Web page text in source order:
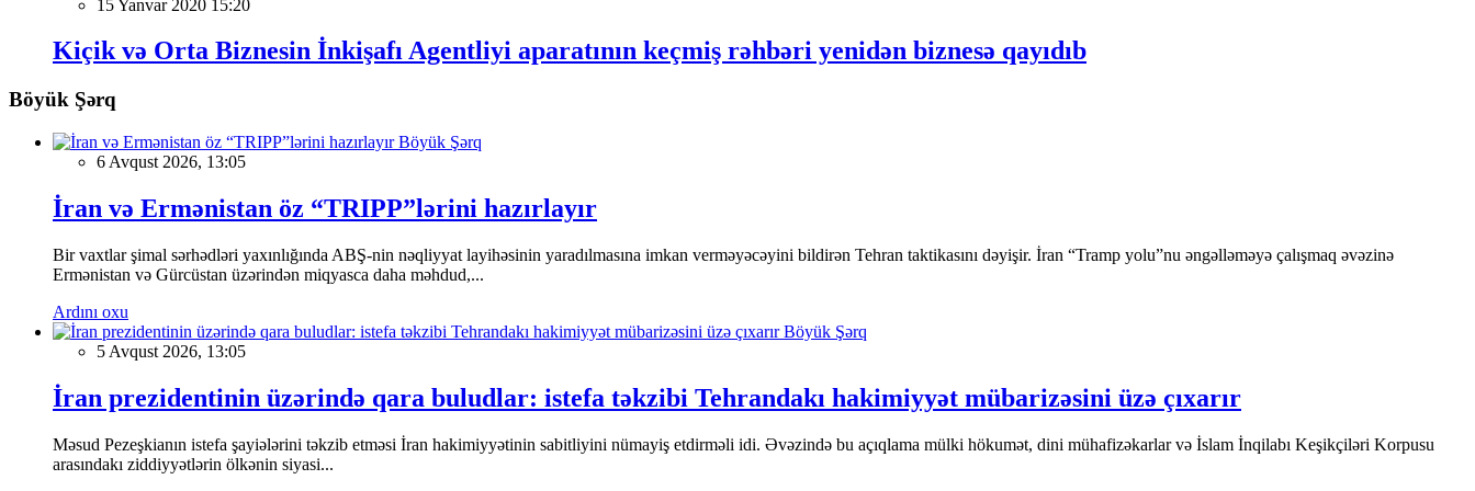
15 Yanvar 2020 15:20
Kiçik və Orta Biznesin İnkişafı Agentliyi aparatının keçmiş rəhbəri yenidən biznesə qayıdıb
Böyük Şərq
Böyük Şərq
6 Avqust 2026, 13:05
İran və Ermənistan öz “TRIPP”lərini hazırlayır
Bir vaxtlar şimal sərhədləri yaxınlığında ABŞ-nin nəqliyyat layihəsinin yaradılmasına imkan verməyəcəyini bildirən Tehran taktikasını dəyişir. İran “Tramp yolu”nu əngəlləməyə çalışmaq əvəzinə
Ermənistan və Gürcüstan üzərindən miqyasca daha məhdud,...
Ardını oxu
Böyük Şərq
5 Avqust 2026, 13:05
İran prezidentinin üzərində qara buludlar: istefa təkzibi Tehrandakı hakimiyyət mübarizəsini üzə çıxarır
Məsud Pezeşkianın istefa şayiələrini təkzib etməsi İran hakimiyyətinin sabitliyini nümayiş etdirməli idi. Əvəzində bu açıqlama mülki hökumət, dini mühafizəkarlar və İslam İnqilabı Keşikçiləri Korpusu
arasındakı ziddiyyətlərin ölkənin siyasi...